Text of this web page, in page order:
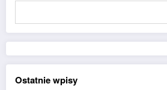
Ostatnie wpisy